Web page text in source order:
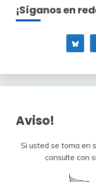
¡Síganos en
Aviso!
Si usted se toma en
consulte con